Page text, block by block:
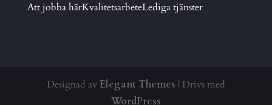
Att jobba härKvalitetsarbeteLediga tjänster
Designad avElegant Themes | Drivs med
WordPress